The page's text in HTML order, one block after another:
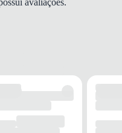
avaliações.